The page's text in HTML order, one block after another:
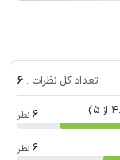
تعداد کل نظرات : 6
6 نظر
6 نظر